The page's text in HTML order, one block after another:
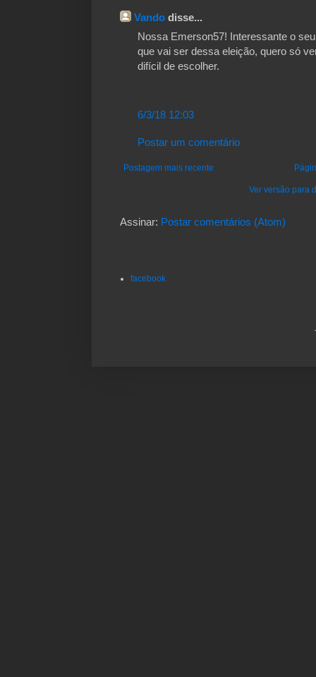
Vando disse...
Nossa Emerson57! Interessante o
que vai ser dessa eleição, quero só
difícil de escolher.
6/3/18 12:03
Postar um comentário
Postagem mais recente
Ver versão para
Assinar: Postar comentários (Atom)
facebook